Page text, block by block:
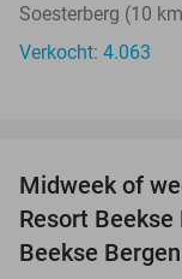
Soesterberg (10
Verkocht: 4.063
Midweek of
Resort
Beekse Bergen